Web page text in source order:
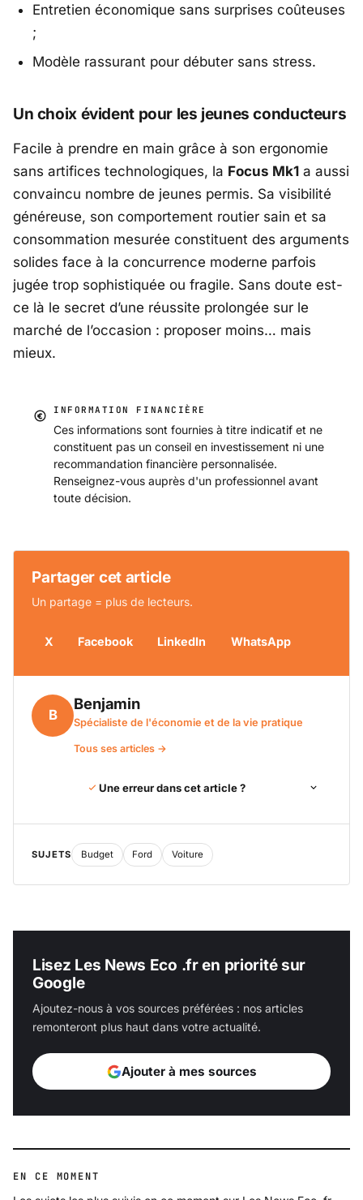
Entretien économique sans surprises coûteuses
;
Modèle rassurant pour débuter sans stress.
Un choix évident pour les jeunes conducteurs
Facile à prendre en main grâce à son ergonomie
sans artifices technologiques, la Focus Mk1 a aussi
convaincu nombre de jeunes permis. Sa visibilité
généreuse, son comportement routier sain et sa
consommation mesurée constituent des arguments
solides face à la concurrence moderne parfois
jugée trop sophistiquée ou fragile. Sans doute est-
ce là le secret d’une réussite prolongée sur le
marché de l’occasion : proposer moins… mais
mieux.
INFORMATION FINANCIÈRE
Ces informations sont fournies à titre indicatif et ne
constituent pas un conseil en investissement ni une
recommandation financière personnalisée.
Renseignez-vous auprès d'un professionnel avant
toute décision.
Partager cet article
Un partage = plus de lecteurs.
X Facebook LinkedIn WhatsApp
B
Benjamin
Spécialiste de l'économie et de la vie pratique
Tous ses articles →
Une erreur dans cet article ?
SUJETS Budget Ford Voiture
Lisez Les News Eco .fr en priorité sur
Google
Ajoutez-nous à vos sources préférées : nos articles
remonteront plus haut dans votre actualité.
Ajouter à mes sources
EN CE MOMENT